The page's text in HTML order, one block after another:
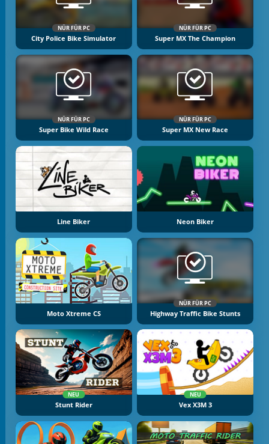
NÜR FÜR PC
City Police Bike Simulator
NÜR FÜR PC
Super MX The Champion
NÜR FÜR PC
Super Bike Wild Race
NÜR FÜR PC
Super MX New Race
Line Biker Neon Biker
Moto Xtreme CS
NÜR FÜR PC
Highway Traffic Bike Stunts
NEU
Stunt Rider
NEU
Vex X3M 3